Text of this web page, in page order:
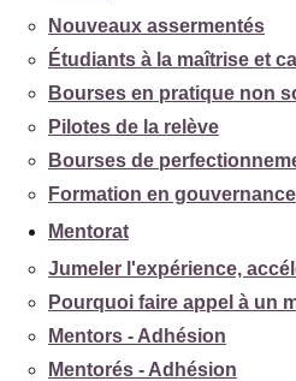
Nouveaux assermentés
Étudiants à la maîtrise et
Bourses en pratique non
Pilotes de la relève
Bourses de
Formation en gouvernance
Mentorat
Jumeler l'expérience,
Pourquoi faire appel à un
Mentors - Adhésion
Mentorés - Adhésion